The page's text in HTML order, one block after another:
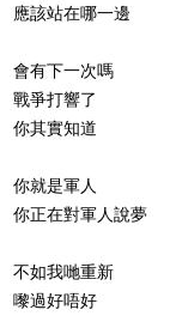
應該站在哪一邊
會有下一次嗎
戰爭打響了
你其實知道
你就是軍人
你正在對軍人說夢
不如我哋重新
嚟過好唔好